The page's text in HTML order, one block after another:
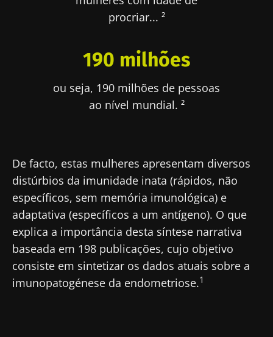
procriar... ²
190 milhões
ou seja, 190 milhões de pessoas
ao nível mundial. ²
De facto, estas mulheres apresentam diversos
distúrbios da imunidade inata (rápidos, não
específicos, sem memória imunológica) e
adaptativa (específicos a um antígeno). O que
explica a importância desta síntese narrativa
baseada em 198 publicações, cujo objetivo
consiste em sintetizar os dados atuais sobre a
imunopatogénese da endometriose.1